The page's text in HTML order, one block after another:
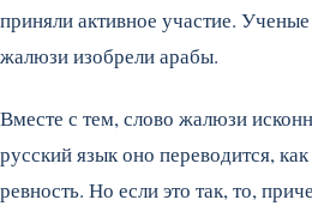
приняли активное участие.
жалюзи изобрели арабы.
Вместе с тем, слово жалюзи
русский язык оно переводится,
ревность. Но если это так, то,